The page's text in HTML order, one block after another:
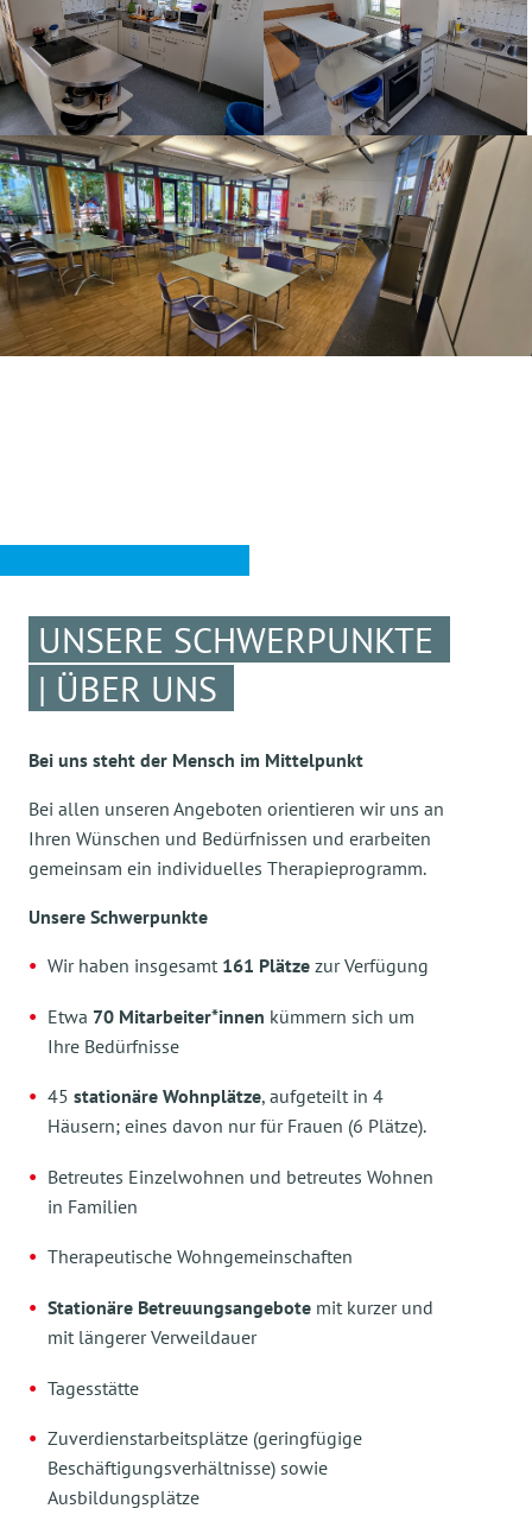
UNSERE SCHWERPUNKTE
| ÜBER UNS
Bei uns steht der Mensch im Mittelpunkt
Bei allen unseren Angeboten orientieren wir uns an
Ihren Wünschen und Bedürfnissen und erarbeiten
gemeinsam ein individuelles Therapieprogramm.
Unsere Schwerpunkte
Wir haben insgesamt 161 Plätze zur Verfügung
Etwa 70 Mitarbeiter*innen kümmern sich um
Ihre Bedürfnisse
45 stationäre Wohnplätze, aufgeteilt in 4
Häusern; eines davon nur für Frauen (6 Plätze).
Betreutes Einzelwohnen und betreutes Wohnen
in Familien
Therapeutische Wohngemeinschaften
Stationäre Betreuungsangebote mit kurzer und
mit längerer Verweildauer
Tagesstätte
Zuverdienstarbeitsplätze (geringfügige
Beschäftigungsverhältnisse) sowie
Ausbildungsplätze